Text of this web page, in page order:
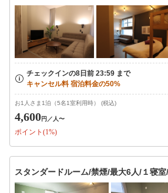
お1人さま1泊（5名1室利用時） (税込)
4,600円 ／人〜
ポイント(1%)
スタンダードルーム/禁煙/最大6人/１寝